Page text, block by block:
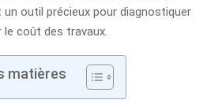
un outil précieux pour diagnostiquer
coût des travaux.
matières